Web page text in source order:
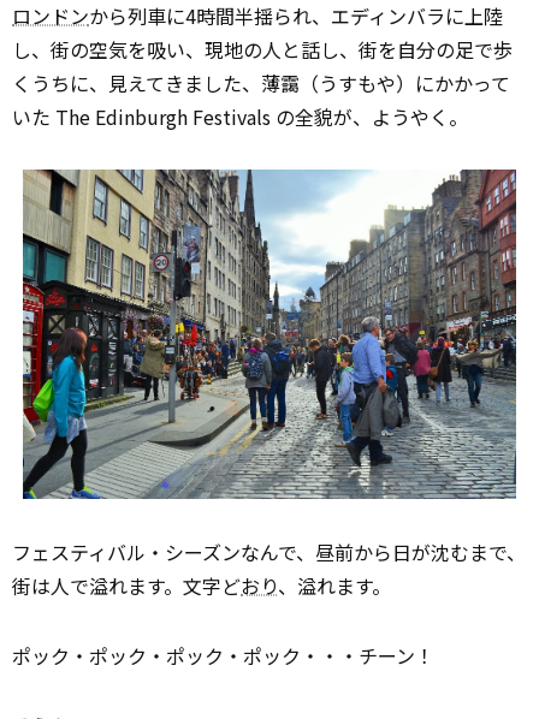
ロンドンから列車に4時間半揺られ、エディンバラに上陸
し、街の空気を吸い、現地の人と話し、街を自分の足で歩
くうちに、見えてきました、薄靄（うすもや）にかかって
いた The Edinburgh Festivals の全貌が、ようやく。
フェスティバル・シーズンなんで、昼前から日が沈むまで、
街は人で溢れます。文字どおり、溢れます。
ポック・ポック・ポック・ポック・・・チーン！